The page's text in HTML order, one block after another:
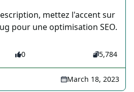
mettez l'accent sur
pour une optimisation SEO.
0 5,784
March 18, 2023